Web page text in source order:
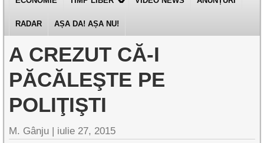
RADAR AȘA DA! AȘA NU!
A CREZUT CĂ-I
PĂCĂLEŞTE PE
POLIŢIŞTI
M. Gânju | iulie 27, 2015